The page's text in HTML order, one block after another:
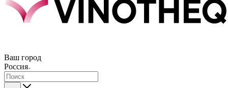
Ваш город
Россия